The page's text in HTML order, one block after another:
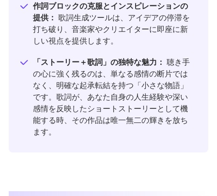
作詞ブロックの克服とインスピレーションの
提供： 歌詞生成ツールは、アイデアの停滞を
打ち破り、音楽家やクリエイターに即座に新
しい視点を提供します。
「ストーリー＋歌詞」の独特な魅力： 聴き手
の心に強く残るのは、単なる感情の断片では
なく、明確な起承転結を持つ「小さな物語」
です。歌詞が、あなた自身の人生経験や深い
感情を反映したショートストーリーとして機
能する時、その作品は唯一無二の輝きを放ち
ます。